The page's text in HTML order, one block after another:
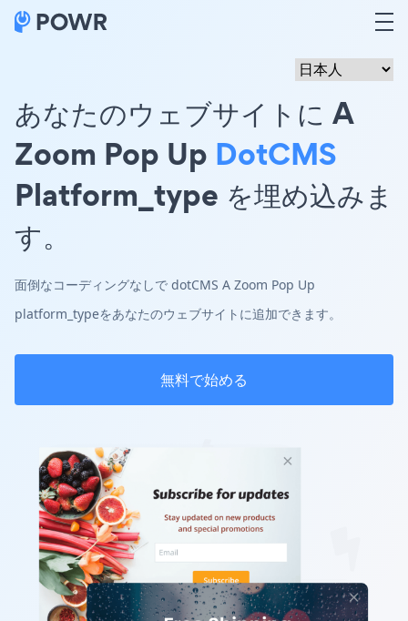
あなたのウェブサイトに A
Zoom Pop Up DotCMS
Platform_type を埋め込みま
す。
面倒なコーディングなしで dotCMS A Zoom Pop Up
platform_typeをあなたのウェブサイトに追加できます。
無料で始める